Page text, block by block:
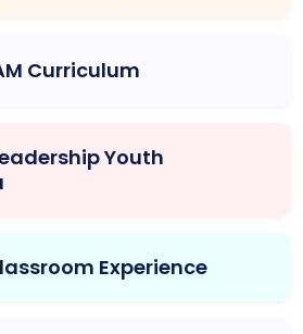
Curriculum
Youth
Experience